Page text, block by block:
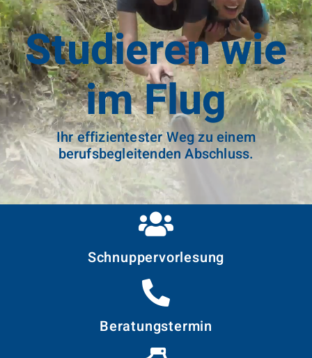
Studieren wie
im Flug
Ihr effizientester Weg zu einem
berufsbegleitenden Abschluss.
Schnupper­vorlesung
Beratungstermin